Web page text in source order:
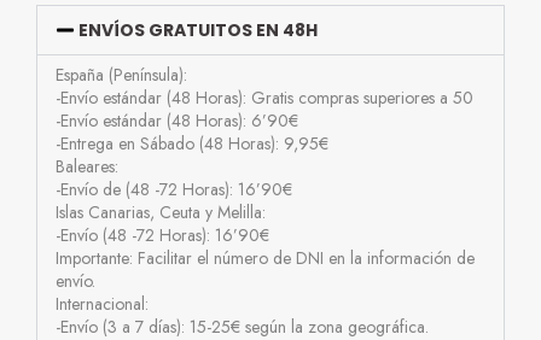
ENVÍOS GRATUITOS EN 48H
España (Península):
-Envío estándar (48 Horas): Gratis compras superiores a 50
-Envío estándar (48 Horas): 6’90€
-Entrega en Sábado (48 Horas): 9,95€
Baleares:
-Envío de (48 -72 Horas): 16’90€
Islas Canarias, Ceuta y Melilla:
-Envío (48 -72 Horas): 16’90€
Importante: Facilitar el número de DNI en la información de
envío.
Internacional:
-Envío (3 a 7 días): 15-25€ según la zona geográfica.